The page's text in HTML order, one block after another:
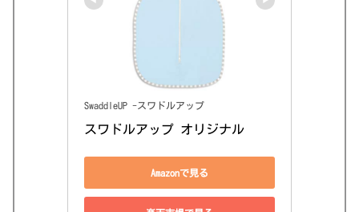
SwaddleUP -スワドルアップ
スワドルアップ オリジナル
Amazonで見る